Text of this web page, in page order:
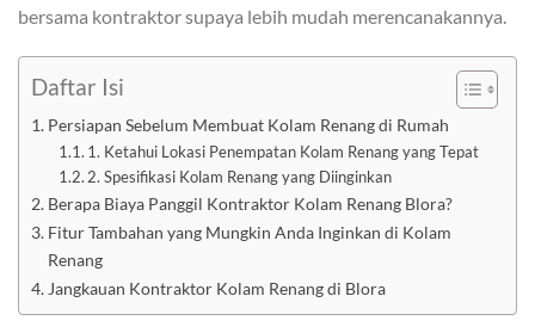
bersama kontraktor supaya lebih mudah merencanakannya.
Daftar Isi
Persiapan Sebelum Membuat Kolam Renang di Rumah
1. Ketahui Lokasi Penempatan Kolam Renang yang Tepat
2. Spesifikasi Kolam Renang yang Diinginkan
Berapa Biaya Panggil Kontraktor Kolam Renang Blora?
Fitur Tambahan yang Mungkin Anda Inginkan di Kolam
Renang
Jangkauan Kontraktor Kolam Renang di Blora